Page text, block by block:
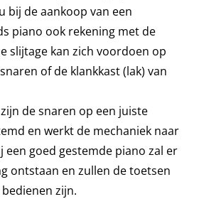
bij de aankoop van een
piano ook rekening met de
slijtage kan zich voordoen op
of de klankkast (lak) van
de snaren op een juiste
en werkt de mechaniek naar
een goed gestemde piano zal er
ontstaan en zullen de toetsen
zijn.